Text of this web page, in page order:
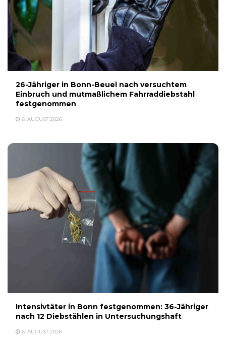
26-Jähriger in Bonn-Beuel nach versuchtem
Einbruch und mutmaßlichem Fahrraddiebstahl
festgenommen
6. AUGUST 2026
Intensivtäter in Bonn festgenommen: 36-Jähriger
nach 12 Diebstählen in Untersuchungshaft
6. AUGUST 2026